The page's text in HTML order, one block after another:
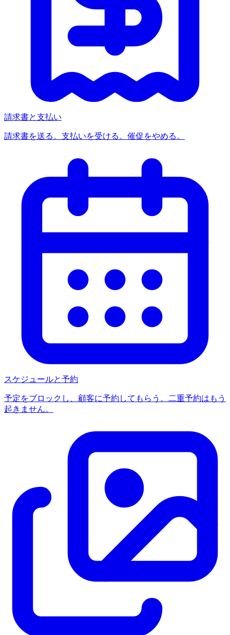
請求書と支払い
請求書を送る。支払いを受ける。催促をやめる。
スケジュールと予約
予定をブロックし、顧客に予約してもらう。二重予約はもう
起きません。